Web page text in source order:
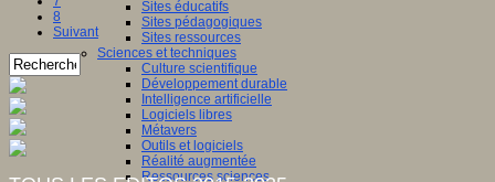
Sites éducatifs
Sites pédagogiques
Sites ressources
Sciences et techniques
Culture scientifique
Développement durable
Intelligence artificielle
Logiciels libres
Métavers
Outils et logiciels
Réalité augmentée
Ressources sciences
8
Suivant